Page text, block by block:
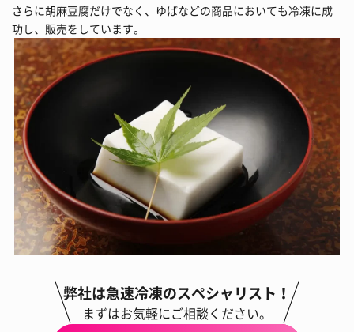
さらに胡麻豆腐だけでなく、ゆばなどの商品においても冷凍に成
功し、販売をしています。
弊社は急速冷凍のスペシャリスト！
まずはお気軽にご相談ください。